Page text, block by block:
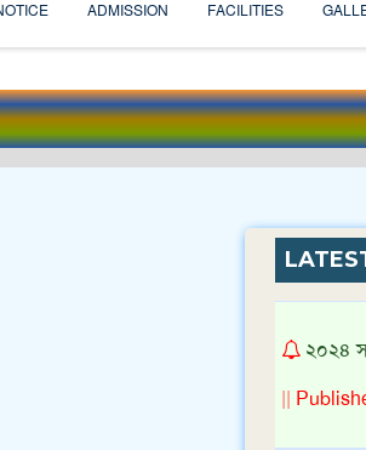
ADMISSION FACILITIES
২০২৪
||